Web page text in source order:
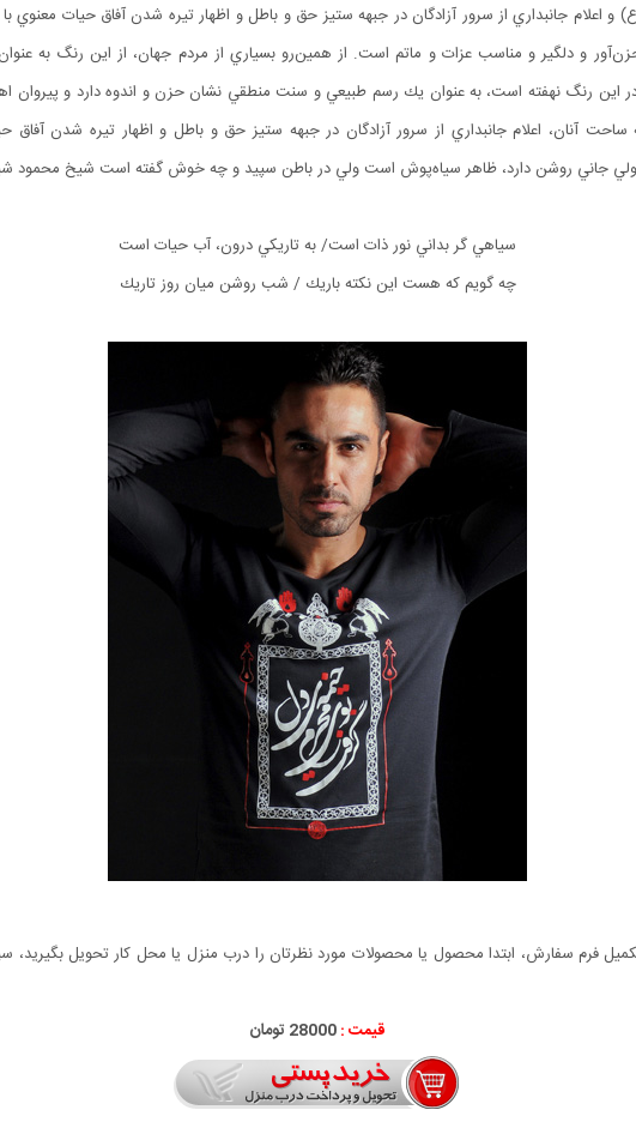
جانبداري از سرور آزادگان در جبهه ستيز حق و باطل و اظهار تيره شدن آفاق حيات
و دلگير و مناسب عزات و ماتم است. از همين‌رو بسياري از مردم جهان، از اين رنگ به
اين رنگ نهفته است، ‌به عنوان يك رسم طبيعي و سنت منطقي نشان حزن و اندوه دارد و پيروان
آنان، اعلام جانبداري از سرور آزادگان در جبهه ستيز حق و باطل و اظهار تيره شدن
ولي جاني روشن دارد، ظاهر سياه‌پوش است ولي در باطن سپيد و چه خوش گفته است شيخ محمود
سياهي گر بداني نور ذات است/ به تاريكي درون، آب حيات است
چه گويم كه هست اين نكته باريك / شب روشن ميان روز تاريك
فرم سفارش، ابتدا محصول یا محصولات مورد نظرتان را درب منزل یا محل کار تحویل بگیرید،
قیمت :28000 تومان